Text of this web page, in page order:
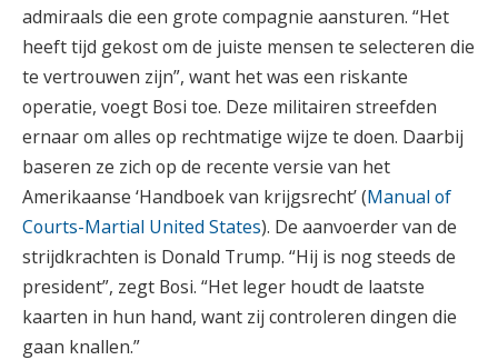
admiraals die een grote compagnie aansturen. “Het
heeft tijd gekost om de juiste mensen te selecteren die
te vertrouwen zijn”, want het was een riskante
operatie, voegt Bosi toe. Deze militairen streefden
ernaar om alles op rechtmatige wijze te doen. Daarbij
baseren ze zich op de recente versie van het
Amerikaanse ‘Handboek van krijgsrecht’ (Manual of
Courts-Martial United States). De aanvoerder van de
strijdkrachten is Donald Trump. “Hij is nog steeds de
president”, zegt Bosi. “Het leger houdt de laatste
kaarten in hun hand, want zij controleren dingen die
gaan knallen.”